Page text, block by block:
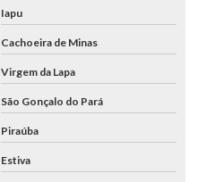
Iapu
Cachoeira de Minas
Virgem da Lapa
São Gonçalo do Pará
Piraúba
Estiva